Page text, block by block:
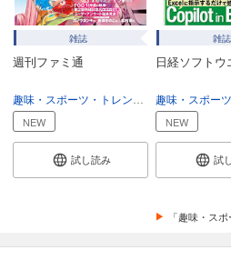
1,048円 (税込)
フォトコン2024年8月号
1,048円 (税込)
あらすじを表示する
フォトコン2024年7月号
雑誌
週刊ファミ通
趣味・生活
NEW
試し読み
雑誌
日経ソフトウ
NEW
試
「趣味・ス